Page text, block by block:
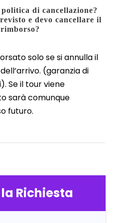
Richiesta
di cancellazione?
e devo cancellare il
solo se si annulla il
(garanzia di
Se il tour viene
sarà comunque
futuro.